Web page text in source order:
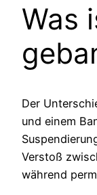
Was
Der
und einem
Verstoß
während